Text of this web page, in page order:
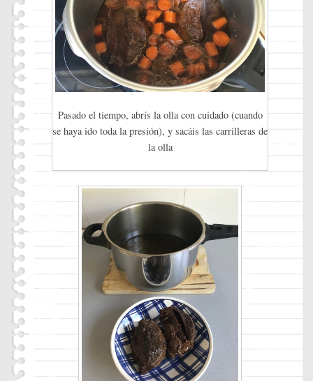
Pasado el tiempo, abrís la olla con cuidado (cuando
se haya ido toda la presión), y sacáis las carrilleras de
la olla